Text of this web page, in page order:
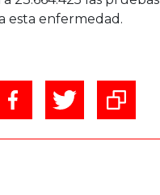
esta enfermedad.